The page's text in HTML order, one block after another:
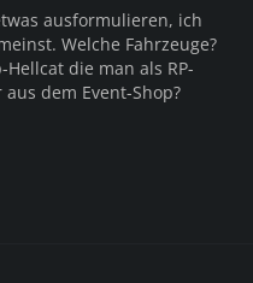
ausformulieren, ich
Welche Fahrzeuge?
Hellcat die man als RP-
dem Event-Shop?